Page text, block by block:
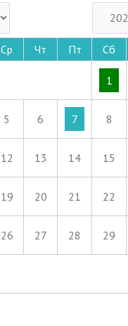
Ср Чт Пт Сб
1
5 6 7 8
12 13 14 15
19 20 21 22
26 27 28 29